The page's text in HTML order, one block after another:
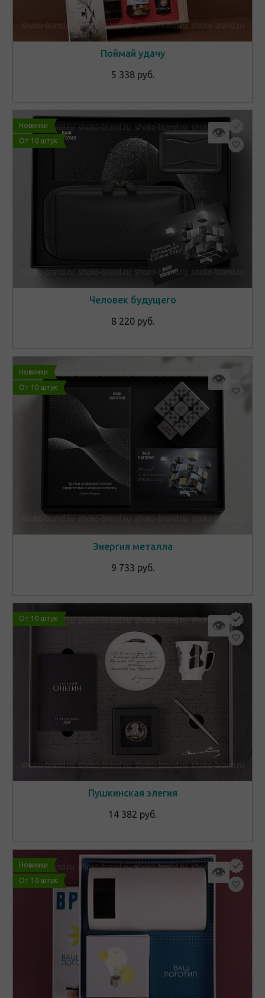
Поймай удачу
5 338 руб.
Новинки
От 10 штук
👁
Человек будущего
8 220 руб.
Новинки
От 10 штук
👁
Энергия металла
9 733 руб.
От 10 штук 👁
Пушкинская элегия
14 382 руб.
Новинки
От 10 штук
👁